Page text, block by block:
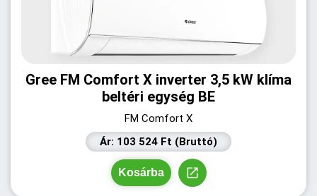
Gree FM Comfort X inverter 3,5 kW klíma
beltéri egység BE
FM Comfort X
Ár: 103 524 Ft (Bruttó)
Kosárba